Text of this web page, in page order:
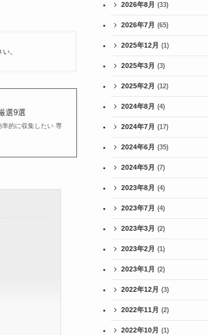
。
選9選
的に収集したい 専
2026年8月 (33)
2026年7月 (65)
2025年12月 (1)
2025年3月 (3)
2025年2月 (12)
2024年8月 (4)
2024年7月 (17)
2024年6月 (35)
2024年5月 (7)
2023年8月 (4)
2023年7月 (4)
2023年3月 (2)
2023年2月 (1)
2023年1月 (2)
2022年12月 (3)
2022年11月 (2)
2022年10月 (1)